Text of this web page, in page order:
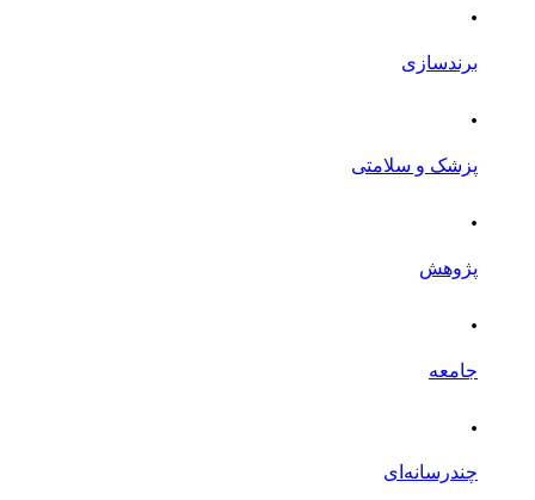
.
برندسازی
.
پزشک و سلامتی
.
پژوهش
.
جامعه
.
چندرسانه‌ای